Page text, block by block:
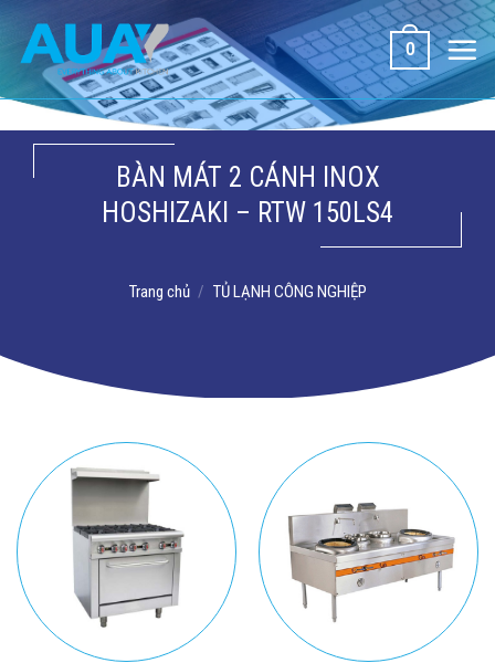
dung
0
BÀN MÁT 2 CÁNH INOX
HOSHIZAKI – RTW 150LS4
Trang chủ / TỦ LẠNH CÔNG NGHIỆP